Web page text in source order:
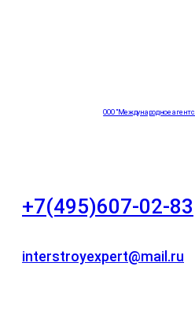
ООО "Международное
+7(495)607-02-83
interstroyexpert@mail.ru